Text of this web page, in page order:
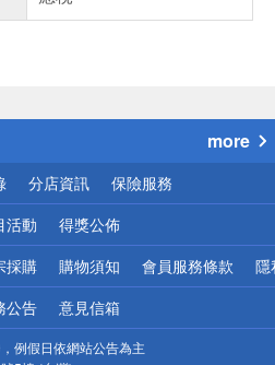
小心！
more
分店資訊 保險服務
活動 得獎公佈
採購 購物須知 會員服務條款 隱
公告 意見信箱
例假日依網站公告為主